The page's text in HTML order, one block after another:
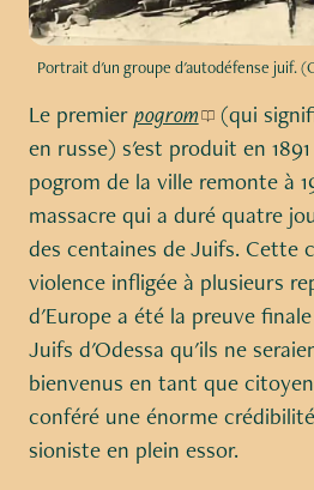
Portrait d'un groupe d'autodéfense juif.
Le premier pogrom
(qui
en russe) s'est produit en
pogrom de la ville remonte à
massacre qui a duré quatre
des centaines de Juifs. Cette
violence infligée à plusieurs
d'Europe a été la preuve
Juifs d'Odessa qu'ils ne
bienvenus en tant que
conféré une énorme
sioniste en plein essor.